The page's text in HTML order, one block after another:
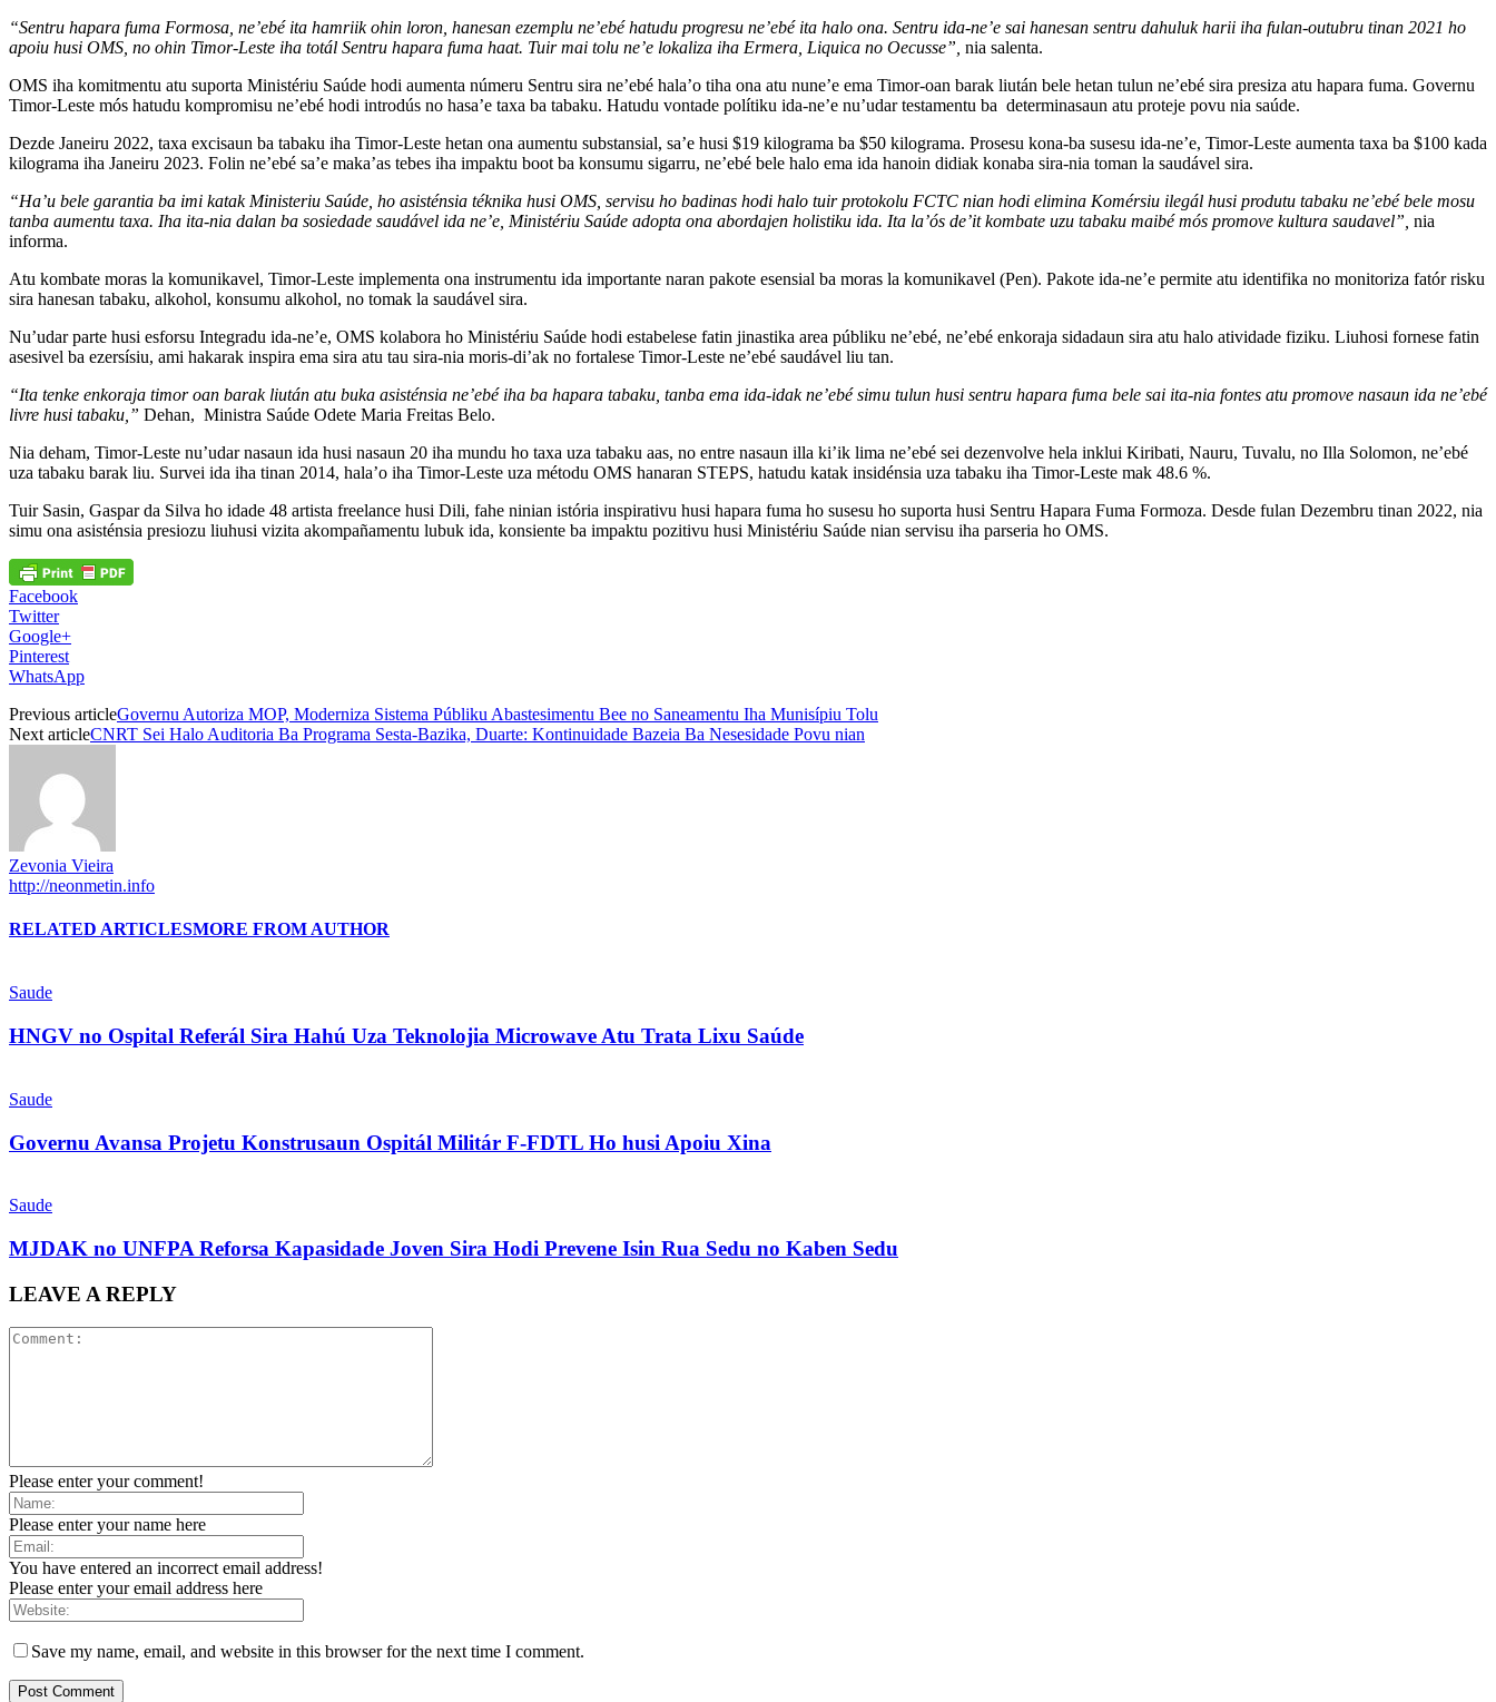
“Sentru hapara fuma Formosa, ne’ebé ita hamriik ohin loron, hanesan ezemplu ne’ebé hatudu progresu ne’ebé ita halo ona. Sentru ida-ne’e sai hanesan sentru dahuluk harii iha fulan-outubru tinan 2021 ho
apoiu husi OMS, no ohin Timor-Leste iha totál Sentru hapara fuma haat. Tuir mai tolu ne’e lokaliza iha Ermera, Liquica no Oecusse”, nia salenta.
OMS iha komitmentu atu suporta Ministériu Saúde hodi aumenta númeru Sentru sira ne’ebé hala’o tiha ona atu nune’e ema Timor-oan barak liután bele hetan tulun ne’ebé sira presiza atu hapara fuma. Governu
Timor-Leste mós hatudu kompromisu ne’ebé hodi introdús no hasa’e taxa ba tabaku. Hatudu vontade polítiku ida-ne’e nu’udar testamentu ba determinasaun atu proteje povu nia saúde.
Dezde Janeiru 2022, taxa excisaun ba tabaku iha Timor-Leste hetan ona aumentu substansial, sa’e husi $19 kilograma ba $50 kilograma. Prosesu kona-ba susesu ida-ne’e, Timor-Leste aumenta taxa ba $100 kada
kilograma iha Janeiru 2023. Folin ne’ebé sa’e maka’as tebes iha impaktu boot ba konsumu sigarru, ne’ebé bele halo ema ida hanoin didiak konaba sira-nia toman la saudável sira.
“Ha’u bele garantia ba imi katak Ministeriu Saúde, ho asisténsia téknika husi OMS, servisu ho badinas hodi halo tuir protokolu FCTC nian hodi elimina Komérsiu ilegál husi produtu tabaku ne’ebé bele mosu
tanba aumentu taxa. Iha ita-nia dalan ba sosiedade saudável ida ne’e, Ministériu Saúde adopta ona abordajen holistiku ida. Ita la’ós de’it kombate uzu tabaku maibé mós promove kultura saudavel”, nia
informa.
Atu kombate moras la komunikavel, Timor-Leste implementa ona instrumentu ida importante naran pakote esensial ba moras la komunikavel (Pen). Pakote ida-ne’e permite atu identifika no monitoriza fatór risku
sira hanesan tabaku, alkohol, konsumu alkohol, no tomak la saudável sira.
Nu’udar parte husi esforsu Integradu ida-ne’e, OMS kolabora ho Ministériu Saúde hodi estabelese fatin jinastika area públiku ne’ebé, ne’ebé enkoraja sidadaun sira atu halo atividade fiziku. Liuhosi fornese fatin
asesivel ba ezersísiu, ami hakarak inspira ema sira atu tau sira-nia moris-di’ak no fortalese Timor-Leste ne’ebé saudável liu tan.
“Ita tenke enkoraja timor oan barak liután atu buka asisténsia ne’ebé iha ba hapara tabaku, tanba ema ida-idak ne’ebé simu tulun husi sentru hapara fuma bele sai ita-nia fontes atu promove nasaun ida ne’ebé
livre husi tabaku,” Dehan, Ministra Saúde Odete Maria Freitas Belo.
Nia deham, Timor-Leste nu’udar nasaun ida husi nasaun 20 iha mundu ho taxa uza tabaku aas, no entre nasaun illa ki’ik lima ne’ebé sei dezenvolve hela inklui Kiribati, Nauru, Tuvalu, no Illa Solomon, ne’ebé
uza tabaku barak liu. Survei ida iha tinan 2014, hala’o iha Timor-Leste uza métodu OMS hanaran STEPS, hatudu katak insidénsia uza tabaku iha Timor-Leste mak 48.6 %.
Tuir Sasin, Gaspar da Silva ho idade 48 artista freelance husi Dili, fahe ninian istória inspirativu husi hapara fuma ho susesu ho suporta husi Sentru Hapara Fuma Formoza. Desde fulan Dezembru tinan 2022, nia
simu ona asisténsia presiozu liuhusi vizita akompañamentu lubuk ida, konsiente ba impaktu pozitivu husi Ministériu Saúde nian servisu iha parseria ho OMS.
Facebook
Twitter
Google+
Pinterest
WhatsApp
Previous articleGovernu Autoriza MOP, Moderniza Sistema Públiku Abastesimentu Bee no Saneamentu Iha Munisípiu Tolu
Next articleCNRT Sei Halo Auditoria Ba Programa Sesta-Bazika, Duarte: Kontinuidade Bazeia Ba Nesesidade Povu nian
Zevonia Vieira
http://neonmetin.info
RELATED ARTICLESMORE FROM AUTHOR
Saude
HNGV no Ospital Referál Sira Hahú Uza Teknolojia Microwave Atu Trata Lixu Saúde
Saude
Governu Avansa Projetu Konstrusaun Ospitál Militár F-FDTL Ho husi Apoiu Xina
Saude
MJDAK no UNFPA Reforsa Kapasidade Joven Sira Hodi Prevene Isin Rua Sedu no Kaben Sedu
LEAVE A REPLY
Please enter your comment!
Please enter your name here
You have entered an incorrect email address!
Please enter your email address here
Save my name, email, and website in this browser for the next time I comment.